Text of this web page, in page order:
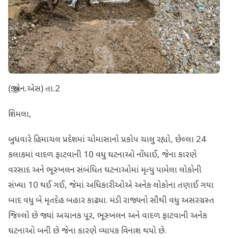
(જી.એન.એસ) તા.2
શિમલા,
બુધવારે હિમાચલ પ્રદેશમાં ચોમાસાનો પ્રકોપ ચાલુ રહ્યો, છેલ્લા 24
કલાકમાં વાદળ ફાટવાની 10 વધુ ઘટનાઓ નોંધાઈ, જેના કારણે
વરસાદ અને ભૂસ્ખલન સંબંધિત ઘટનાઓમાં મૃત્યુ પામેલા લોકોની
સંખ્યા 10 થઈ ગઈ, જેમાં અધિકારીઓએ અનેક લોકોના તણાઈ ગયા
બાદ વધુ બે મૃતદેહ બહાર કાઢ્યા. મંડી રાજ્યનો સૌથી વધુ અસરગ્રસ્ત
જિલ્લો છે જ્યાં અચાનક પૂર, ભૂસ્ખલન અને વાદળ ફાટવાની અનેક
ઘટનાઓ બની છે જેના કારણે વ્યાપક વિનાશ થયો છે.